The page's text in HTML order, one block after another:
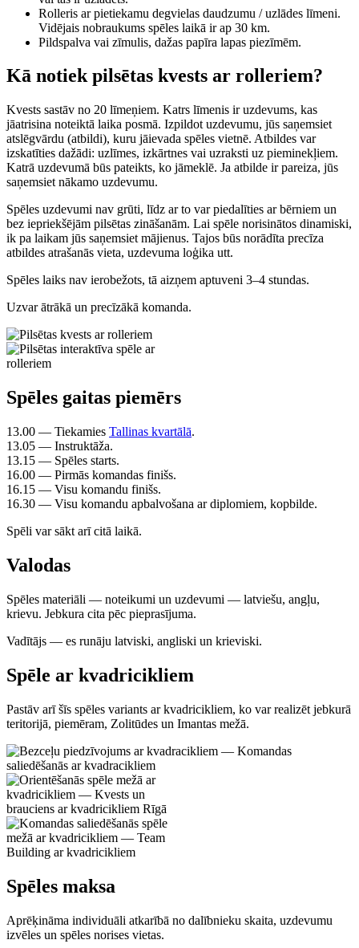
Rolleris ar pietiekamu degvielas daudzumu / uzlādes līmeni.
Vidējais nobraukums spēles laikā ir ap 30 km.
Pildspalva vai zīmulis, dažas papīra lapas piezīmēm.
Kā notiek pilsētas kvests ar rolleriem?
Kvests sastāv no 20 līmeņiem. Katrs līmenis ir uzdevums, kas
jāatrisina noteiktā laika posmā. Izpildot uzdevumu, jūs saņemsiet
atslēgvārdu (atbildi), kuru jāievada spēles vietnē. Atbildes var
izskatīties dažādi: uzlīmes, izkārtnes vai uzraksti uz pieminekļiem.
Katrā uzdevumā būs pateikts, ko jāmeklē. Ja atbilde ir pareiza, jūs
saņemsiet nākamo uzdevumu.
Spēles uzdevumi nav grūti, līdz ar to var piedalīties ar bērniem un
bez iepriekšējām pilsētas zināšanām. Lai spēle norisinātos dinamiski,
ik pa laikam jūs saņemsiet mājienus. Tajos būs norādīta precīza
atbildes atrašanās vieta, uzdevuma loģika utt.
Spēles laiks nav ierobežots, tā aizņem aptuveni 3–4 stundas.
Uzvar ātrākā un precīzākā komanda.
Spēles gaitas piemērs
13.00 — Tiekamies Tallinas kvartālā.
13.05 — Instruktāža.
13.15 — Spēles starts.
16.00 — Pirmās komandas finišs.
16.15 — Visu komandu finišs.
16.30 — Visu komandu apbalvošana ar diplomiem, kopbilde.
Spēli var sākt arī citā laikā.
Valodas
Spēles materiāli — noteikumi un uzdevumi — latviešu, angļu,
krievu. Jebkura cita pēc pieprasījuma.
Vadītājs — es runāju latviski, angliski un krieviski.
Spēle ar kvadricikliem
Pastāv arī šīs spēles variants ar kvadricikliem, ko var realizēt jebkurā
teritorijā, piemēram, Zolitūdes un Imantas mežā.
Spēles maksa
Aprēķināma individuāli atkarībā no dalībnieku skaita, uzdevumu
izvēles un spēles norises vietas.